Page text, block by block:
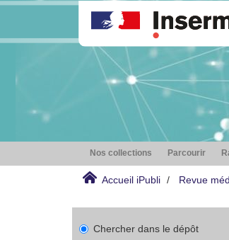
Nos collections Parcourir
Accueil iPubli Revue
Chercher dans le dépôt